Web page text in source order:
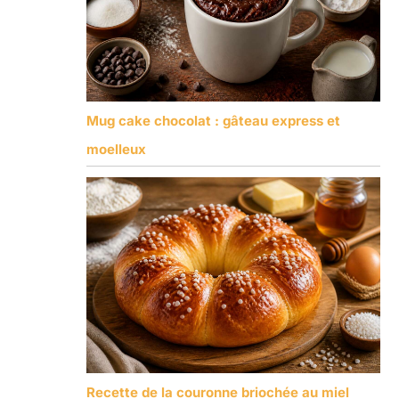
Mug cake chocolat : gâteau express et
moelleux
Recette de la couronne briochée au miel